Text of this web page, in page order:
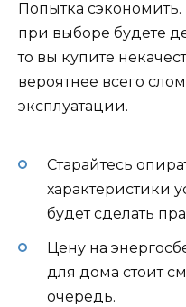
Попытка
при выборе будете
то вы купите
вероятнее всего
эксплуатации.
Старайтесь
характеристики
будет сделать
Цену на
для дома стоит
очередь.